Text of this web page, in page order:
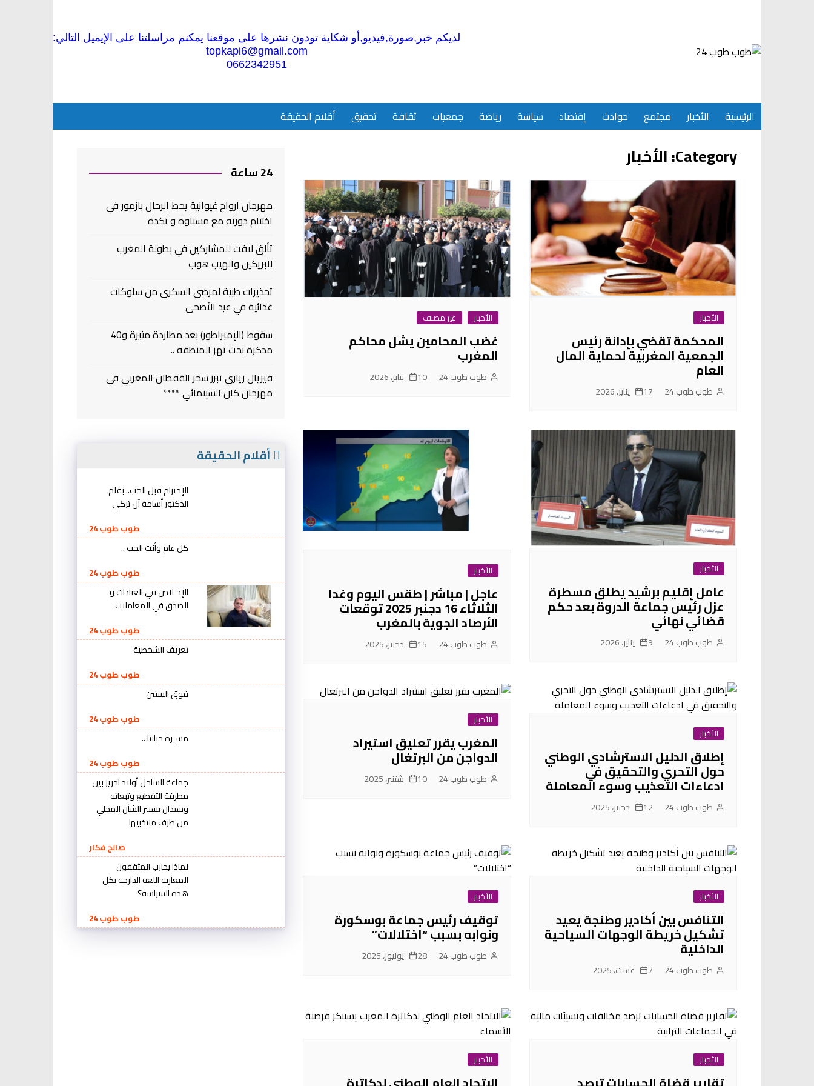
لديكم خبر,صورة,فيديو,أو شكاية تودون نشرها على موقعنا يمكنم مراسلتنا على الإيميل التالي:
topkapi6@gmail.com
0662342951
الرئيسية الأخبار مجتمع حوادث إقتصاد سياسة رياضة جمعيات ثقافة تحقيق أقلام الحقيقة
Category: الأخبار
الأخبار
المحكمة تقضي بإدانة رئيس
الجمعية المغربية لحماية المال
العام
طوب طوب 24 17 يناير، 2026
الأخبار غير مصنف
غضب المحامين يشل محاكم
المغرب
طوب طوب 24 10 يناير، 2026
الأخبار
عامل إقليم برشيد يطلق مسطرة
عزل رئيس جماعة الدروة بعد حكم
قضائي نهائي
طوب طوب 24 9 يناير، 2026
الأخبار
عاجل | مباشر | طقس اليوم وغدا
الثلاثاء 16 دجنبر 2025 توقعات
الأرصاد الجوية بالمغرب
طوب طوب 24 15 دجنبر، 2025
الأخبار
إطلاق الدليل الاسترشادي الوطني
حول التحري والتحقيق في
ادعاءات التعذيب وسوء المعاملة
طوب طوب 24 12 دجنبر، 2025
الأخبار
المغرب يقرر تعليق استيراد
الدواجن من البرتغال
طوب طوب 24 10 شتنبر، 2025
الأخبار
التنافس بين أكادير وطنجة يعيد
تشكيل خريطة الوجهات السياحية
الداخلية
طوب طوب 24 7 غشت، 2025
الأخبار
توقيف رئيس جماعة بوسكورة
ونوابه بسبب “اختلالات”
طوب طوب 24 28 يوليوز، 2025
الأخبار الأخبار
24 ساعة
مهرجان ارواح غيوانية يحط الرحال بازمور في
اختتام دورته مع مسناوة و تكدة
تألق لافت للمشاركين في بطولة المغرب
للبريكين والهيب هوب
تحذيرات طبية لمرضى السكري من سلوكات
غذائية في عيد الأضحى
سقوط (الإمبراطور) بعد مطاردة متيرة و40
مذكرة بحث تهز المنطقة ..
فيريال زياري تبرز سحر القفطان المغربي في
مهرجان كان السينمائي ****
أقلام الحقيقة
الإحترام قبل الحب.. بقلم
الدكتور أسامة آل تركي
طوب طوب 24
كل عام وأنت الحب ..
طوب طوب 24
الإخـلاص في العبادات و
الصدق في المعاملات
طوب طوب 24
تعريف الشخصية
طوب طوب 24
فوق الستين
طوب طوب 24
مسيرة حياتنا ..
طوب طوب 24
جماعة الساحل أولاد احريز بين
مطرقة التقطيع وتبعاته
وسندان تسيير الشأن المحلي
من طرف منتخبيها
صالح فكار
لماذا يحارب المثقفون
المغاربة اللغة الدارجة بكل
هذه الشراسة؟
طوب طوب 24